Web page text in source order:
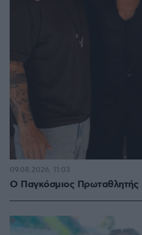
Ο Παγκόσμιος Πρωταθλητής
09.08.2026, 11:03